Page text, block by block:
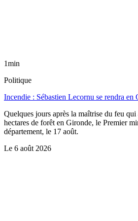
1min
Politique
Incendie : Sébastien Lecornu se rendra en
Quelques jours après la maîtrise du feu
hectares de forêt en Gironde, le Premier
département, le 17 août.
Le 6 août 2026